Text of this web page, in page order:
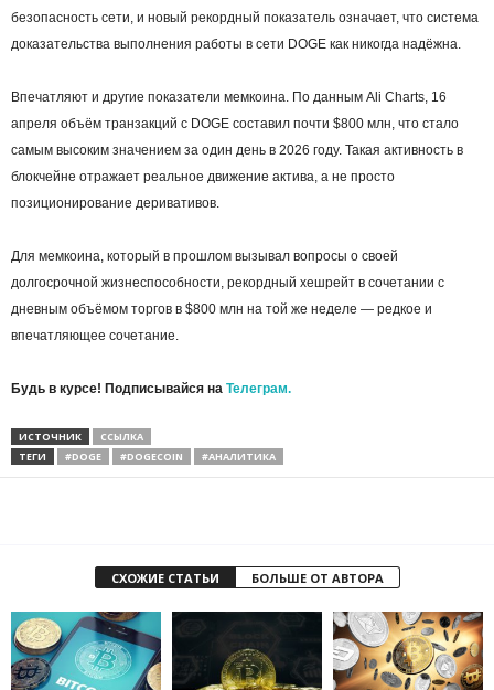
безопасность сети, и новый рекордный показатель означает, что система
доказательства выполнения работы в сети DOGE как никогда надёжна.
Впечатляют и другие показатели мемкоина. По данным Ali Charts, 16
апреля объём транзакций с DOGE составил почти $800 млн, что стало
самым высоким значением за один день в 2026 году. Такая активность в
блокчейне отражает реальное движение актива, а не просто
позиционирование деривативов.
Для мемкоина, который в прошлом вызывал вопросы о своей
долгосрочной жизнеспособности, рекордный хешрейт в сочетании с
дневным объёмом торгов в $800 млн на той же неделе — редкое и
впечатляющее сочетание.
Будь в курсе! Подписывайся на Телеграм.
ИСТОЧНИК
ССЫЛКА
ТЕГИ
#DOGE #DOGECOIN #АНАЛИТИКА
СХОЖИЕ СТАТЬИ БОЛЬШЕ ОТ АВТОРА